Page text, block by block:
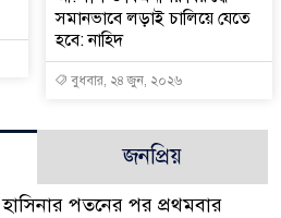
সমানভাবে লড়াই চালিয়ে যেতে
হবে: নাহিদ
বুধবার, ২৪ জুন, ২০২৬
জনপ্রিয়
হাসিনার পতনের পর প্রথমবার